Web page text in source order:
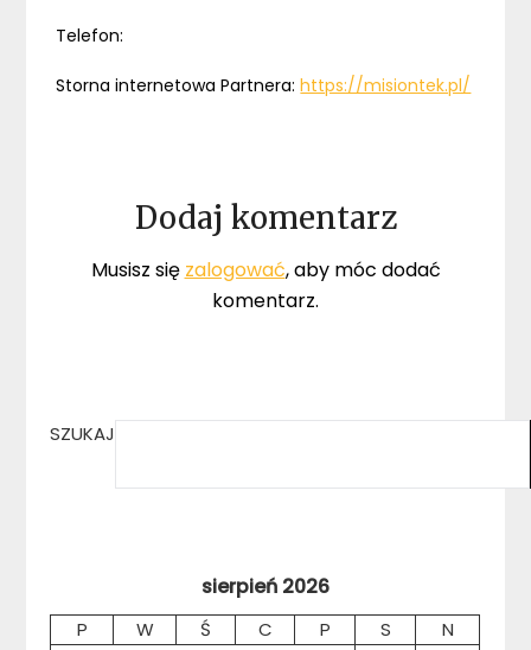
Telefon:
Storna internetowa Partnera:https://misiontek.pl/
Dodaj komentarz
Musisz się zalogować, aby móc dodać
komentarz.
SZUKAJ
sierpień 2026
P W Ś C P S
N